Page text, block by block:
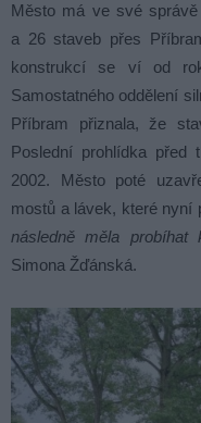
Město má ve své
a 26 staveb přes
konstrukcí se ví od
Samostatného oddělení
Příbram přiznala, že
Poslední prohlídka před
2002. Město poté
mostů a lávek, které nyní
následně měla probíhat
Simona Žďánská.